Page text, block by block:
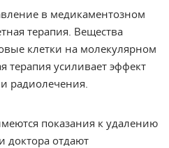
в медикаментозном
терапия. Вещества
клетки на молекулярном
терапия усиливает эффект
радиолечения.
показания к удалению
доктора отдают